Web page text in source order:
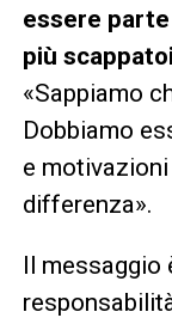
essere
più
«Sappiamo
Dobbiamo
e
differenza».
Il messaggio